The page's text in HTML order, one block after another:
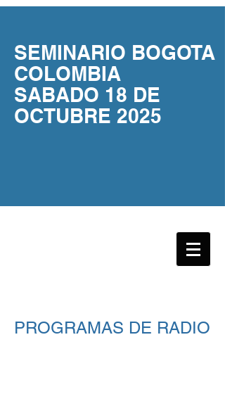
SEMINARIO BOGOTA
COLOMBIA
SABADO 18 DE
OCTUBRE 2025
PROGRAMAS DE RADIO